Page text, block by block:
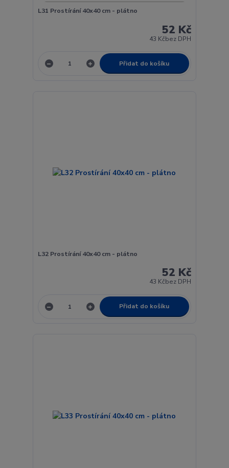
L31 Prostírání 40x40 cm - plátno
52 Kč
43 Kčbez DPH
Přidat do košíku
L32 Prostírání 40x40 cm - plátno
52 Kč
43 Kčbez DPH
Přidat do košíku